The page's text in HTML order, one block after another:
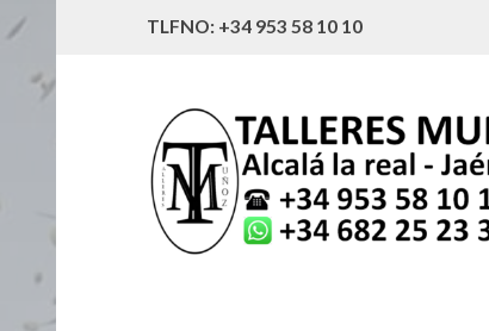
TLFNO: +34 953 58 10 10